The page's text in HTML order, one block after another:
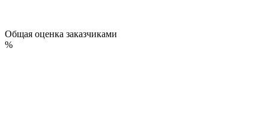
Общая оценка заказчиками
%